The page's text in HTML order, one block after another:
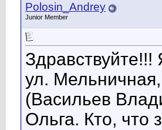
Polosin_Andrey
Junior Member
ул.
(Васильев
Ольга. Кто, что